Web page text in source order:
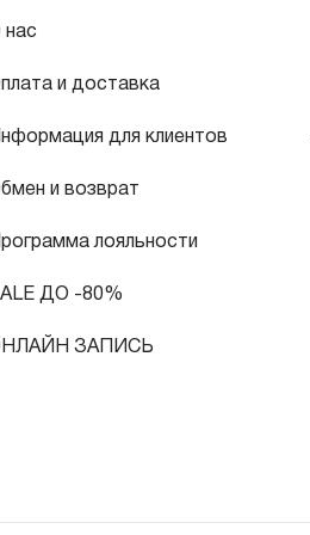
нас
и доставка
для клиентов
и возврат
лояльности
ДО -80%
ЗАПИСЬ